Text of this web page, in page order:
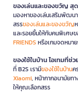
ของเล่นและของขวัญ สุ
มองหาของเล่นเสริมพัฒน
สรรของเล่นและของขวัญ
และรอยยิ้มให้กับคนพิเศษ
FRIENDS หรือเกมจดหมา
ของใช้ในบ้าน ไอเทมที่ช่
ที่ B2S เรามีของใช้ในบ้านค
Xiaomi, หน้ากากอนามัยท
ให้คุณเลือกสรร